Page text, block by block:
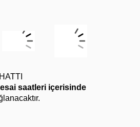
saatleri içerisinde